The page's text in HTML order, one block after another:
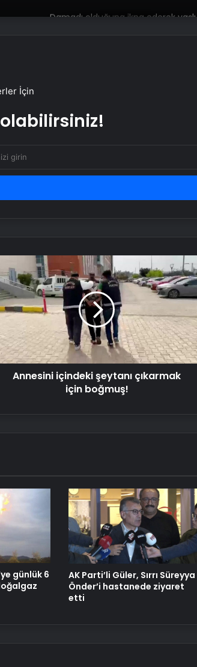
Damadı olduğuna ikna ederek yaşlı
1 yıldır kayıp olan Nagihan’ın katili
Serjoy : Dijital Medya Ajansı, Google
Reklam Ajansı, SEO Ajansı ve Web
Tasarım Ajansı
UETDS Nedir ? Uetds.com İle Akıllı
Dijital Taşımacılık Yazılımı
Yeni Dünya Düzensizliği Çağında
Son dakika deprem mi oldu? Az
önce deprem nerede oldu?
İstanbul, Ankara, İzmir ve il il AFAD
son depremler 11 Mayıs 2025
İçin
Annesini içindeki şeytanı çıkarmak
için boğmuş!
günlük 6
AK Parti’li Güler, Sırrı Süreyya
Önder’i hastanede ziyaret
etti